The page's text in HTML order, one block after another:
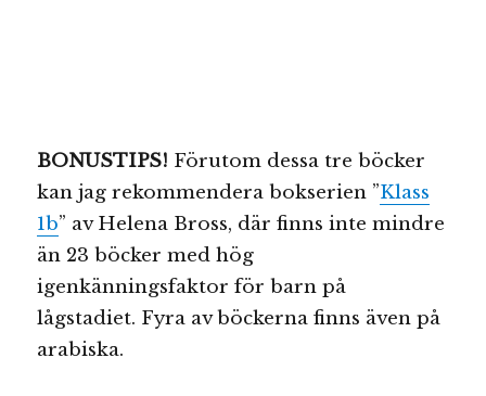
BONUSTIPS! Förutom dessa tre böcker
kan jag rekommendera bokserien ”Klass
1b” av Helena Bross, där finns inte mindre
än 23 böcker med hög
igenkänningsfaktor för barn på
lågstadiet. Fyra av böckerna finns även på
arabiska.